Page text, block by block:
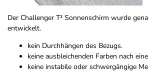
Der Challenger T² Sonnenschirm wurde
entwickelt.
kein Durchhängen des Bezugs.
keine ausbleichenden Farben nach
keine instabile oder schwergängige